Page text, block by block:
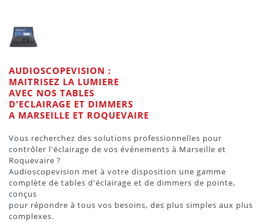
AUDIOSCOPEVISION :
MAITRISEZ LA LUMIERE
AVEC NOS TABLES
D'ECLAIRAGE ET DIMMERS
A MARSEILLE ET ROQUEVAIRE
Vous recherchez des solutions professionnelles pour
contrôler l'éclairage de vos événements à Marseille et
Roquevaire ?
Audioscopevision met à votre disposition une gamme
complète de tables d'éclairage et de dimmers de pointe,
conçus
pour répondre à tous vos besoins, des plus simples aux plus
complexes.